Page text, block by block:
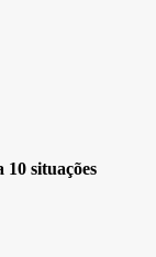
situações